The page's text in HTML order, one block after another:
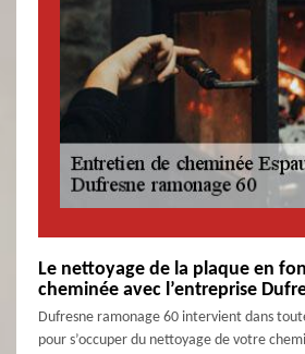
Le nettoyage de la plaque en
cheminée avec l’entreprise
Dufresne ramonage 60 intervient dans
pour s’occuper du nettoyage de votre